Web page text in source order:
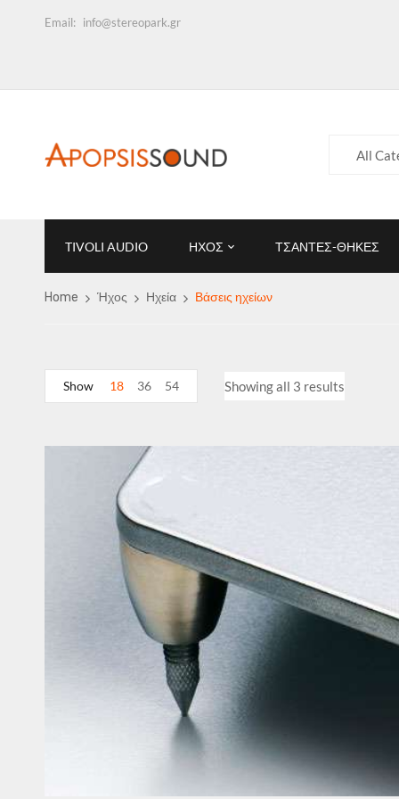
Email: info@stereopark.gr
All
TIVOLI AUDIO ΗΧΟΣ ΤΣΑΝΤΕΣ-ΘΗΚΕΣ
Home Ήχος Ηχεία Βάσεις ηχείων
Showing all 3 results
Show 18 36 54